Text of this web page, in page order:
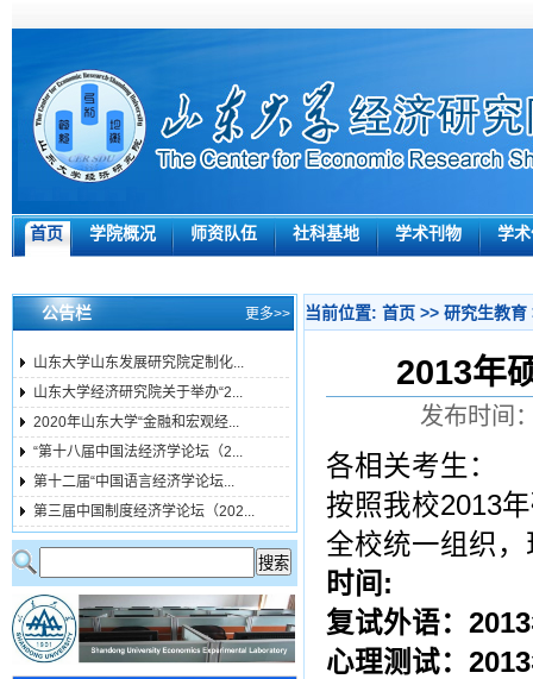
首页 学院概况 师资队伍 社科基地 学术刊物 学
公告栏 更多>>
山东大学山东发展研究院定制化...
山东大学经济研究院关于举办“2...
2020年山东大学“金融和宏观经...
“第十八届中国法经济学论坛（2...
第十二届“中国语言经济学论坛...
第三届中国制度经济学论坛（202...
当前位置: 首页 >> 研究生教育
2013年
发布时间
各相关考生：
按照我校2013
全校统一组织
时间:
复试外语：
心理测试：